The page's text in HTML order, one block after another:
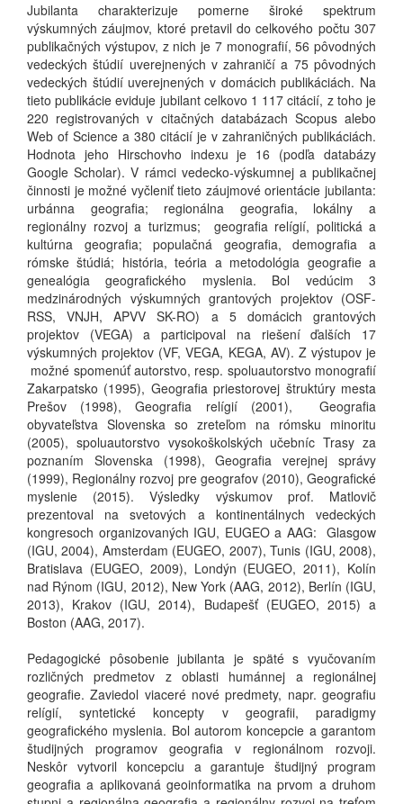
Jubilanta charakterizuje pomerne široké spektrum
výskumných záujmov, ktoré pretavil do celkového počtu 307
publikačných výstupov, z nich je 7 monografií, 56 pôvodných
vedeckých štúdií uverejnených v zahraničí a 75 pôvodných
vedeckých štúdií uverejnených v domácich publikáciách. Na
tieto publikácie eviduje jubilant celkovo 1 117 citácií, z toho je
220 registrovaných v citačných databázach Scopus alebo
Web of Science a 380 citácií je v zahraničných publikáciách.
Hodnota jeho Hirschovho indexu je 16 (podľa databázy
Google Scholar). V rámci vedecko-výskumnej a publikačnej
činnosti je možné vyčleniť tieto záujmové orientácie jubilanta:
urbánna geografia; regionálna geografia, lokálny a
regionálny rozvoj a turizmus; geografia relígií, politická a
kultúrna geografia; populačná geografia, demografia a
rómske štúdiá; história, teória a metodológia geografie a
genealógia geografického myslenia. Bol vedúcim 3
medzinárodných výskumných grantových projektov (OSF-
RSS, VNJH, APVV SK-RO) a 5 domácich grantových
projektov (VEGA) a participoval na riešení ďalších 17
výskumných projektov (VF, VEGA, KEGA, AV). Z výstupov je
možné spomenúť autorstvo, resp. spoluautorstvo monografií
Zakarpatsko (1995), Geografia priestorovej štruktúry mesta
Prešov (1998), Geografia relígií (2001), Geografia
obyvateľstva Slovenska so zreteľom na rómsku minoritu
(2005), spoluautorstvo vysokoškolských učebníc Trasy za
poznaním Slovenska (1998), Geografia verejnej správy
(1999), Regionálny rozvoj pre geografov (2010), Geografické
myslenie (2015). Výsledky výskumov prof. Matlovič
prezentoval na svetových a kontinentálnych vedeckých
kongresoch organizovaných IGU, EUGEO a AAG: Glasgow
(IGU, 2004), Amsterdam (EUGEO, 2007), Tunis (IGU, 2008),
Bratislava (EUGEO, 2009), Londýn (EUGEO, 2011), Kolín
nad Rýnom (IGU, 2012), New York (AAG, 2012), Berlín (IGU,
2013), Krakov (IGU, 2014), Budapešť (EUGEO, 2015) a
Boston (AAG, 2017).
Pedagogické pôsobenie jubilanta je späté s vyučovaním
rozličných predmetov z oblasti humánnej a regionálnej
geografie. Zaviedol viaceré nové predmety, napr. geografiu
relígií, syntetické koncepty v geografii, paradigmy
geografického myslenia. Bol autorom koncepcie a garantom
študijných programov geografia v regionálnom rozvoji.
Neskôr vytvoril koncepciu a garantuje študijný program
geografia a aplikovaná geoinformatika na prvom a druhom